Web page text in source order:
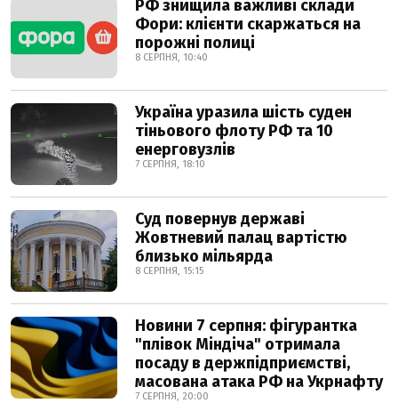
РФ знищила важливі склади
Фори: клієнти скаржаться на
порожні полиці
8 СЕРПНЯ, 10:40
Україна уразила шість суден
тіньового флоту РФ та 10
енерговузлів
7 СЕРПНЯ, 18:10
Суд повернув державі
Жовтневий палац вартістю
близько мільярда
8 СЕРПНЯ, 15:15
Новини 7 серпня: фігурантка
"плівок Міндіча" отримала
посаду в держпідприємстві,
масована атака РФ на Укрнафту
7 СЕРПНЯ, 20:00